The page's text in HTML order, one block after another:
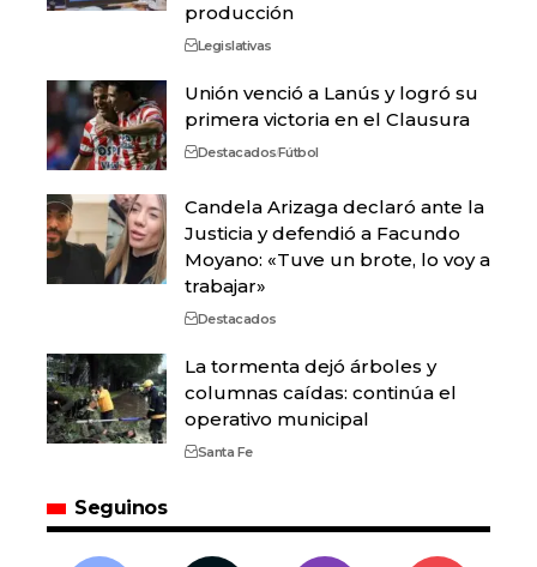
producción
Legislativas
Unión venció a Lanús y logró su
primera victoria en el Clausura
DestacadosFútbol
Candela Arizaga declaró ante la
Justicia y defendió a Facundo
Moyano: «Tuve un brote, lo voy a
trabajar»
Destacados
La tormenta dejó árboles y
columnas caídas: continúa el
operativo municipal
Santa Fe
Seguinos